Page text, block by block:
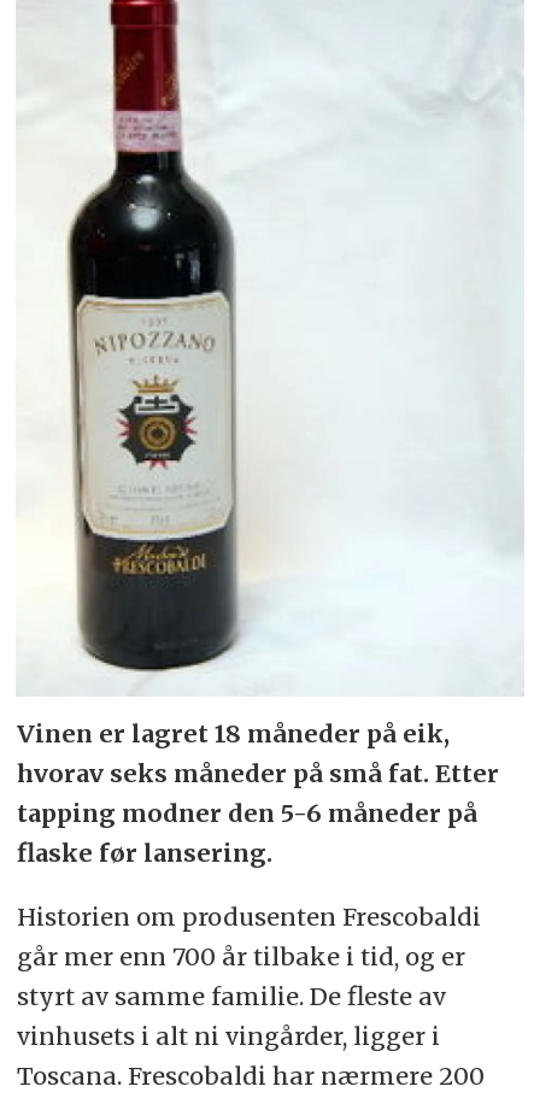
Vinen er lagret 18 måneder på eik,
hvorav seks måneder på små fat. Etter
tapping modner den 5-6 måneder på
flaske før lansering.
Historien om produsenten Frescobaldi
går mer enn 700 år tilbake i tid, og er
styrt av samme familie. De fleste av
vinhusets i alt ni vingårder, ligger i
Toscana. Frescobaldi har nærmere 200